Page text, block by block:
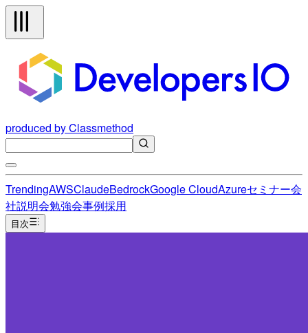
produced by Classmethod
TrendingAWSClaudeBedrockGoogle CloudAzureセミナー会
社説明会勉強会事例採用
目次